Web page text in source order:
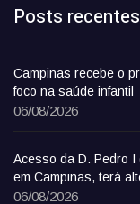
Posts recentes
Campinas recebe o
foco na saúde infantil
06/08/2026
Acesso da D. Pedro I
em Campinas, terá
06/08/2026